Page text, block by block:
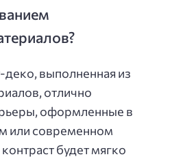
выполненная из
отлично
оформленные в
или современном
контраст будет мягко